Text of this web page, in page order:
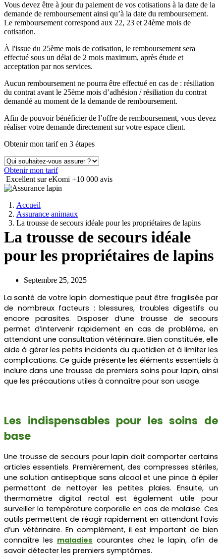
Vous devez être à jour du paiement de vos cotisations à la date de la
demande de remboursement ainsi qu’à la date du remboursement.
Le remboursement correspond aux 22, 23 et 24ème mois de
cotisation.
À l'issue du 25ème mois de cotisation, le remboursement sera
effectué sous un délai de 2 mois maximum, après étude et
acceptation par nos services.
Aucun remboursement ne pourra être effectué en cas de : résiliation
du contrat avant le 25ème mois d’adhésion / résiliation du contrat
demandé au moment de la demande de remboursement.
Afin de pouvoir bénéficier de l’offre de remboursement, vous devez
réaliser votre demande directement sur votre espace client.
Obtenir mon tarif en 3 étapes
Obtenir mon tarif
Excellent sur eKomi +10 000 avis
Accueil
Assurance animaux
La trousse de secours idéale pour les propriétaires de lapins
La trousse de secours idéale
pour les propriétaires de lapins
Septembre 25, 2025
La santé de votre lapin domestique peut être fragilisée par
de nombreux facteurs : blessures, troubles digestifs ou
encore parasites. Disposer d’une trousse de secours
permet d’intervenir rapidement en cas de problème, en
attendant une consultation vétérinaire. Bien constituée, elle
aide à gérer les petits incidents du quotidien et à limiter les
complications. Ce guide présente les éléments essentiels à
inclure dans une trousse de premiers soins pour lapin, ainsi
que les précautions utiles à connaître pour son usage.
Les indispensables pour les soins de
base
Une trousse de secours pour lapin doit comporter certains
articles essentiels. Premièrement, des compresses stériles,
une solution antiseptique sans alcool et une pince à épiler
permettant de nettoyer les petites plaies. Ensuite, un
thermomètre digital rectal est également utile pour
surveiller la température corporelle en cas de malaise. Ces
outils permettent de réagir rapidement en attendant l’avis
d’un vétérinaire. En complément, il est important de bien
connaître les maladies courantes chez le lapin, afin de
savoir détecter les premiers symptômes.